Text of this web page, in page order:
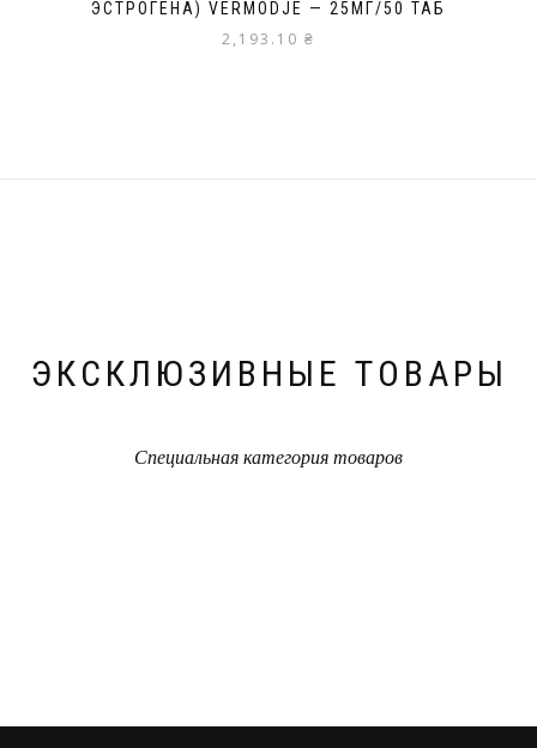
ЭСТРОГЕНА) VERMODJE — 25МГ/50 ТАБ
2,193.10 ₴
ЭКСКЛЮЗИВНЫЕ ТОВАРЫ
Специальная категория товаров